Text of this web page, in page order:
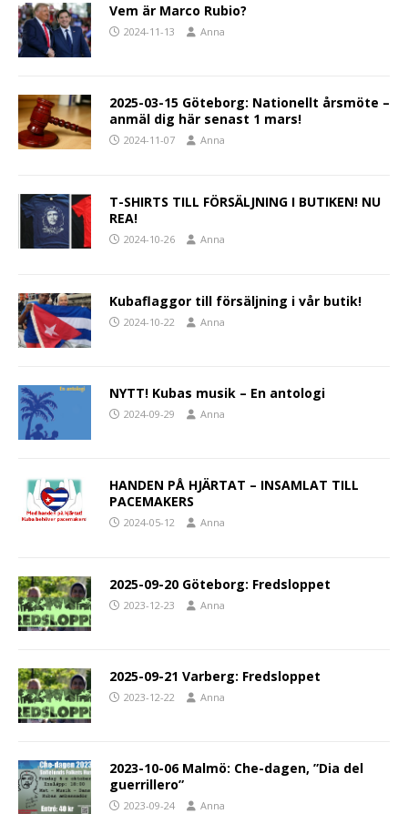
Vem är Marco Rubio?
2024-11-13 Anna
2025-03-15 Göteborg: Nationellt årsmöte –
anmäl dig här senast 1 mars!
2024-11-07 Anna
T-SHIRTS TILL FÖRSÄLJNING I BUTIKEN! NU
REA!
2024-10-26 Anna
Kubaflaggor till försäljning i vår butik!
2024-10-22 Anna
NYTT! Kubas musik – En antologi
2024-09-29 Anna
HANDEN PÅ HJÄRTAT – INSAMLAT TILL
PACEMAKERS
2024-05-12 Anna
2025-09-20 Göteborg: Fredsloppet
2023-12-23 Anna
2025-09-21 Varberg: Fredsloppet
2023-12-22 Anna
2023-10-06 Malmö: Che-dagen, ”Dia del
guerrillero”
2023-09-24 Anna